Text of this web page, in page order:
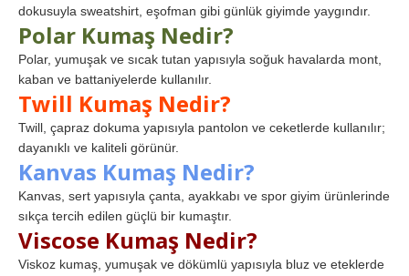
dokusuyla sweatshirt, eşofman gibi günlük giyimde yaygındır.
Polar Kumaş Nedir?
Polar, yumuşak ve sıcak tutan yapısıyla soğuk havalarda mont,
kaban ve battaniyelerde kullanılır.
Twill Kumaş Nedir?
Twill, çapraz dokuma yapısıyla pantolon ve ceketlerde kullanılır;
dayanıklı ve kaliteli görünür.
Kanvas Kumaş Nedir?
Kanvas, sert yapısıyla çanta, ayakkabı ve spor giyim ürünlerinde
sıkça tercih edilen güçlü bir kumaştır.
Viscose Kumaş Nedir?
Viskoz kumaş, yumuşak ve dökümlü yapısıyla bluz ve eteklerde